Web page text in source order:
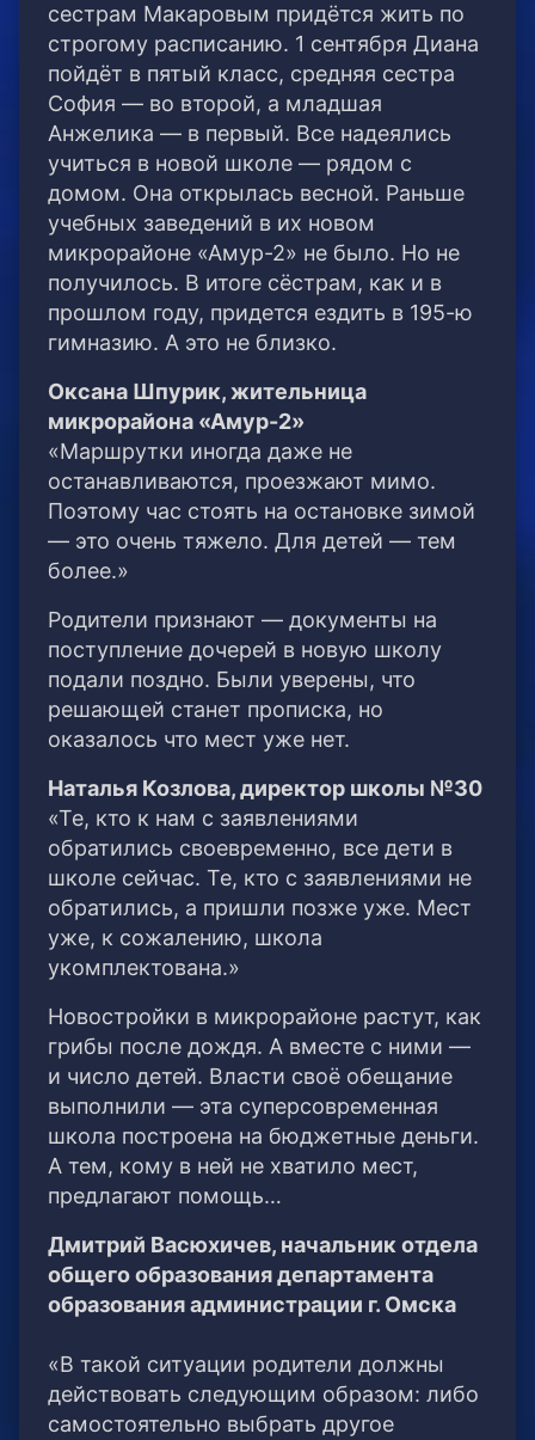
сестрам Макаровым придётся жить по
строгому расписанию. 1 сентября Диана
пойдёт в пятый класс, средняя сестра
София — во второй, а младшая
Анжелика — в первый. Все надеялись
учиться в новой школе — рядом с
домом. Она открылась весной. Раньше
учебных заведений в их новом
микрорайоне «Амур-2» не было. Но не
получилось. В итоге сёстрам, как и в
прошлом году, придется ездить в 195-ю
гимназию. А это не близко.
Оксана Шпурик, жительница
микрорайона «Амур-2»
«Маршрутки иногда даже не
останавливаются, проезжают мимо.
Поэтому час стоять на остановке зимой
— это очень тяжело. Для детей — тем
более.»
Родители признают — документы на
поступление дочерей в новую школу
подали поздно. Были уверены, что
решающей станет прописка, но
оказалось что мест уже нет.
Наталья Козлова, директор школы №30
«Те, кто к нам с заявлениями
обратились своевременно, все дети в
школе сейчас. Те, кто с заявлениями не
обратились, а пришли позже уже. Мест
уже, к сожалению, школа
укомплектована.»
Новостройки в микрорайоне растут, как
грибы после дождя. А вместе с ними —
и число детей. Власти своё обещание
выполнили — эта суперсовременная
школа построена на бюджетные деньги.
А тем, кому в ней не хватило мест,
предлагают помощь…
Дмитрий Васюхичев, начальник отдела
общего образования департамента
образования администрации г. Омска
«В такой ситуации родители должны
действовать следующим образом: либо
самостоятельно выбрать другое